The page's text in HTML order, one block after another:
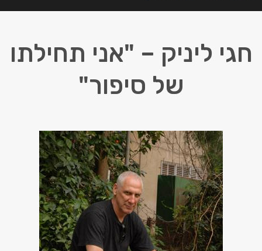
חגי ליניק – "אני תחילתו
של סיפור"